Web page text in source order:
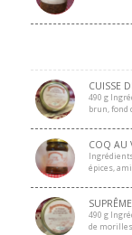
CUISSE
490 g
brun, fond
COQ AU
épices,
490 g
de